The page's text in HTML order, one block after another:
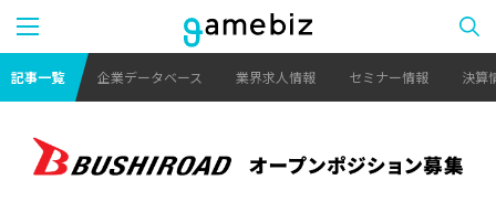
記事一覧 企業データベース 業界求人情報 セミナー情報 決算